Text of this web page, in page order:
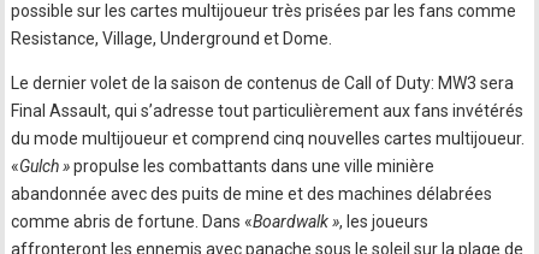
possible sur les cartes multijoueur très prisées par les fans comme
Resistance, Village, Underground et Dome.
Le dernier volet de la saison de contenus de Call of Duty: MW3 sera
Final Assault, qui s’adresse tout particulièrement aux fans invétérés
du mode multijoueur et comprend cinq nouvelles cartes multijoueur.
«Gulch »propulse les combattants dans une ville minière
abandonnée avec des puits de mine et des machines délabrées
comme abris de fortune. Dans «Boardwalk », les joueurs
affronteront les ennemis avec panache sous le soleil sur la plage de